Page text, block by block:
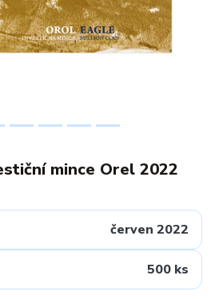
mince Orel 2022
červen 2022
500 ks